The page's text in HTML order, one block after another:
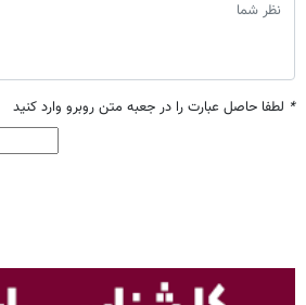
* لطفا حاصل عبارت را در جعبه متن روبرو وارد کنید